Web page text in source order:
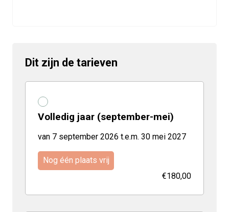
Dit zijn de tarieven
Volledig jaar (september-mei)
van 7 september 2026 t.e.m. 30 mei 2027
Nog één plaats vrij
€180,00